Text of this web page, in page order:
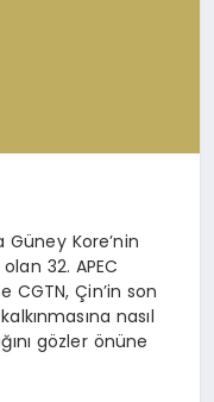
Güney Kore’nin
32. APEC
CGTN, Çin’in son
nasıl
gözler önüne